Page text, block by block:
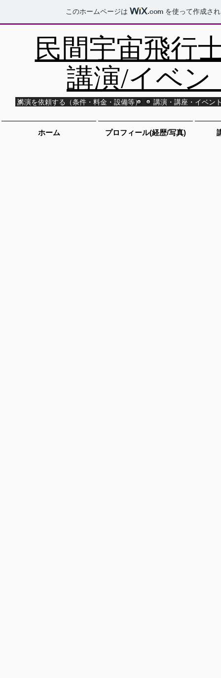
このホームページは .com を使って作成さ
民間宇宙飛行
講演/イベン
講演を依頼する（条件・料金・設備等） 講演・講座・イベン
ホーム プロフィール(経歴/写真)